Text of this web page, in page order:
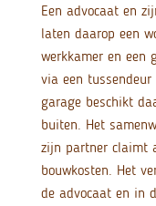
Een advocaat en
laten daarop een
werkkamer en een
via een
garage beschikt
buiten. Het
zijn partner claimt
bouwkosten. Het
de advocaat en in